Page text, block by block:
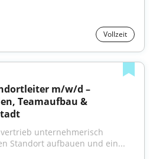
Vollzeit
m/w/d –
Teamaufbau &
unternehmerisch
Standort aufbauen und ein...